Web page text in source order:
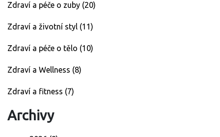
Zdraví a péče o zuby (20)
Zdraví a životní styl (11)
Zdraví a péče o tělo (10)
Zdraví a Wellness (8)
Zdraví a fitness (7)
Archivy